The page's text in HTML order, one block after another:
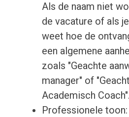
Als de naam niet
de vacature of als
weet hoe de
een algemene
zoals "Geachte
manager" of
Academisch Coach".
Professionele